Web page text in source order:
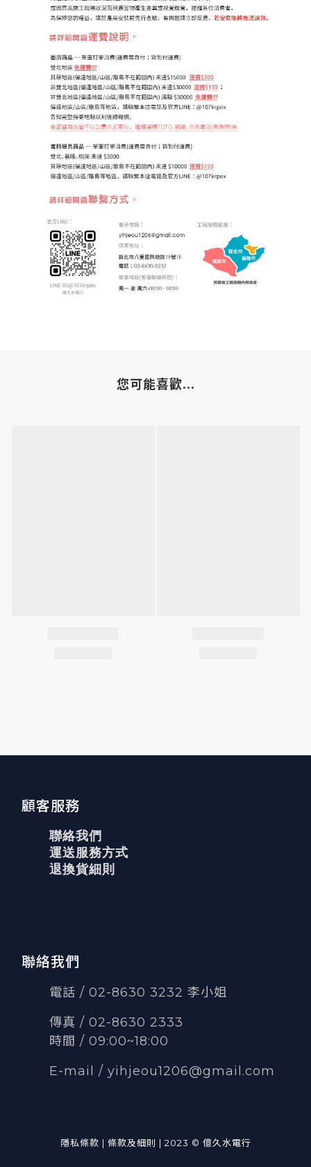
您可能喜歡...
顧客服務
聯絡我們
運送服務方式
退換貨細則
聯絡我們
電話 / 02-8630 3232 李小姐
傳真 / 02-8630 2333
時間 / 09:00~18:00
E-mail / yihjeou1206@gmail.com
隱私條款 | 條款及細則 | 2023 © 億久水電行